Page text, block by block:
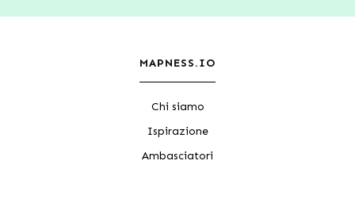
MAPNESS.IO
Chi siamo
Ispirazione
Ambasciatori